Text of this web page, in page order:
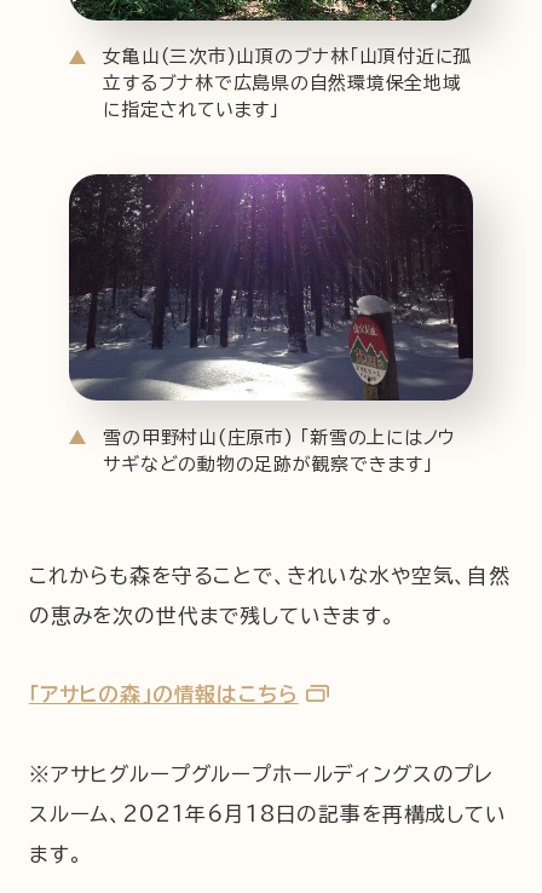
女亀山(三次市)山頂のブナ林「山頂付近に孤
立するブナ林で広島県の自然環境保全地域
に指定されています」
雪の甲野村山(庄原市) 「新雪の上にはノウ
サギなどの動物の足跡が観察できます」
これからも森を守ることで、きれいな水や空気、自然
の恵みを次の世代まで残していきます。
「アサヒの森」の情報はこちら
※アサヒグループグループホールディングスのプレ
スルーム、2021年6月18日の記事を再構成してい
ます。